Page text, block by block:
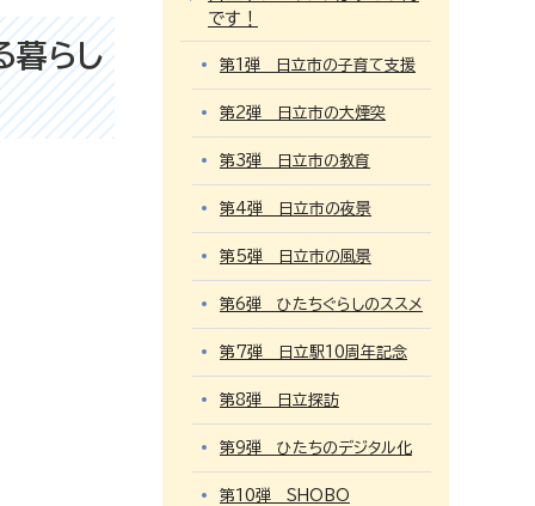
暮らし
です！
第1弾 日立市の子育て支援
第2弾 日立市の大煙突
第3弾 日立市の教育
第4弾 日立市の夜景
第5弾 日立市の風景
第6弾 ひたちぐらしのススメ
第7弾 日立駅10周年記念
第8弾 日立探訪
第9弾 ひたちのデジタル化
第10弾 SHOBO